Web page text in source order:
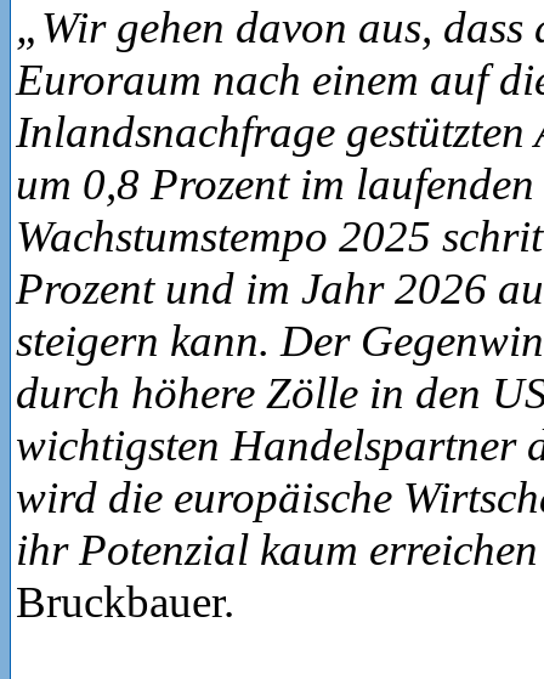
„Wir gehen davon aus,
Euroraum nach einem auf
Inlandsnachfrage gestützten
um 0,8 Prozent im
Wachstumstempo 2025
Prozent und im Jahr 2026
steigern kann. Der
durch höhere Zölle in den
wichtigsten Handelspartner
wird die europäische
ihr Potenzial kaum
Bruckbauer.